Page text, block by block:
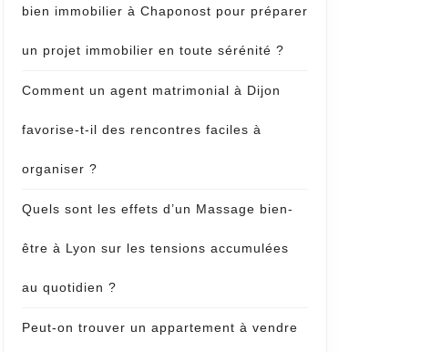
bien immobilier à Chaponost pour préparer
un projet immobilier en toute sérénité ?
Comment un agent matrimonial à Dijon
favorise-t-il des rencontres faciles à
organiser ?
Quels sont les effets d’un Massage bien-
être à Lyon sur les tensions accumulées
au quotidien ?
Peut-on trouver un appartement à vendre